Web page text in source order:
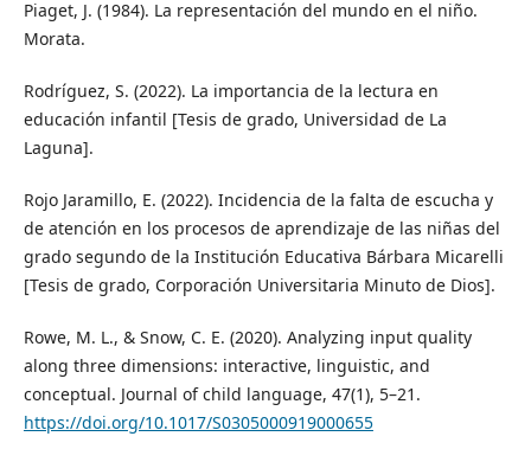
Piaget, J. (1984). La representación del mundo en el niño.
Morata.
Rodríguez, S. (2022). La importancia de la lectura en
educación infantil [Tesis de grado, Universidad de La
Laguna].
Rojo Jaramillo, E. (2022). Incidencia de la falta de escucha y
de atención en los procesos de aprendizaje de las niñas del
grado segundo de la Institución Educativa Bárbara Micarelli
[Tesis de grado, Corporación Universitaria Minuto de Dios].
Rowe, M. L., & Snow, C. E. (2020). Analyzing input quality
along three dimensions: interactive, linguistic, and
conceptual. Journal of child language, 47(1), 5–21.
https://doi.org/10.1017/S0305000919000655